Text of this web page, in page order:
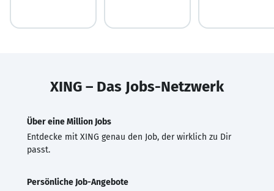
XING – Das Jobs-Netzwerk
Über eine Million Jobs
Entdecke mit XING genau den Job, der wirklich zu Dir
passt.
Persönliche Job-Angebote